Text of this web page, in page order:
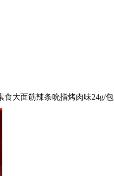
食大面筋辣条吮指烤肉味24g/包